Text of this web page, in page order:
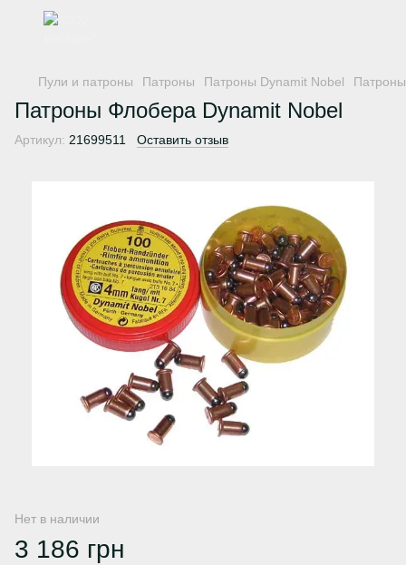
Пули и патроны Патроны Патроны Dynamit Nobel
Патроны Флобера Dynamit Nobel
Артикул: 21699511 Оставить отзыв
Нет в наличии
3 186 грн